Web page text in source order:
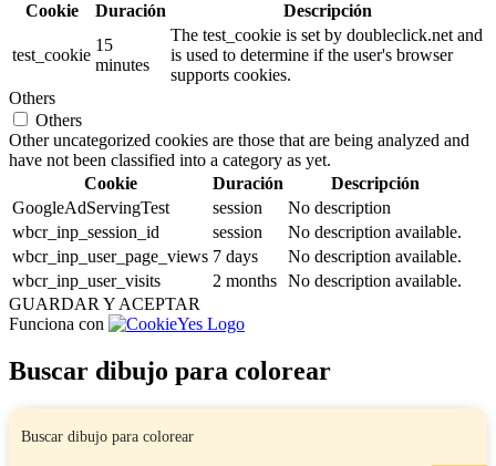
Cookie
Duración Descripción
test_cookie
15
minutes
The test_cookie is set by doubleclick.net and
is used to determine if the user's browser
supports cookies.
Others
Others
Other uncategorized cookies are those that are being analyzed and
have not been classified into a category as yet.
Cookie
Duración
Descripción
GoogleAdServingTest
session
No description
wbcr_inp_session_id
session
No description available.
wbcr_inp_user_page_views 7 days
No description available.
wbcr_inp_user_visits
2 months No description available.
GUARDAR Y ACEPTAR
Funciona con
Buscar dibujo para colorear